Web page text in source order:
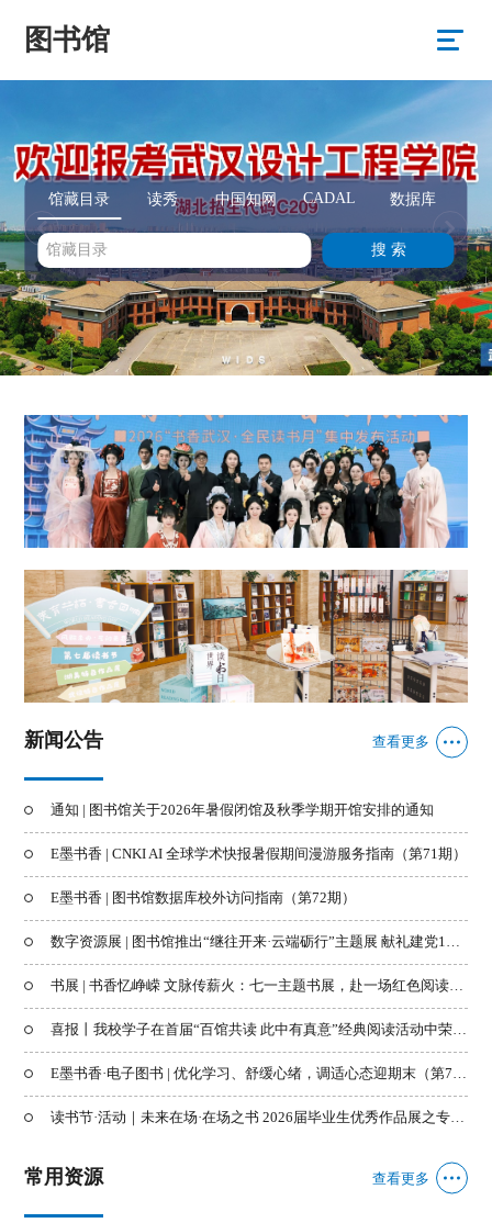
图书馆
馆藏目录 读秀 中国知网 CADAL 数据库
新闻公告 查看更多
通知 | 图书馆关于2026年暑假闭馆及秋季学期开馆安排的通知
E墨书香 | CNKI AI 全球学术快报暑假期间漫游服务指南（第71期）
E墨书香 | 图书馆数据库校外访问指南（第72期）
数字资源展 | 图书馆推出“继往开来·云端砺行”主题展 献礼建党105周年
书展 | 书香忆峥嵘 文脉传薪火：七一主题书展，赴一场红色阅读之约
喜报丨我校学子在首届“百馆共读 此中有真意”经典阅读活动中荣获佳绩
E墨书香·电子图书 | 优化学习、舒缓心绪，调适心态迎期末（第70期）
读书节·活动｜未来在场·在场之书 2026届毕业生优秀作品展之专题书展
常用资源 查看更多